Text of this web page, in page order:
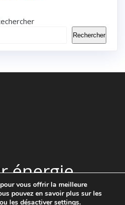
Rechercher
énergie
avec WordPress et le thème
vous offrir la meilleure
pouvez en savoir plus sur les
les désactiversettings.